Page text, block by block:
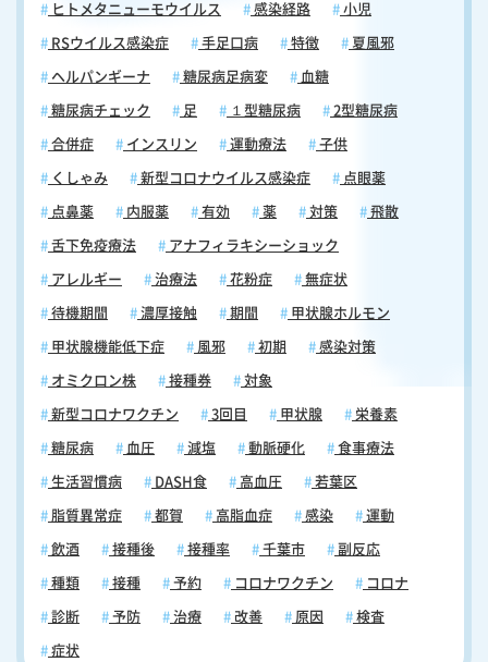
ヒトメタニューモウイルス 感染経路 小児
RSウイルス感染症 手足口病 特徴 夏風邪
ヘルパンギーナ 糖尿病足病変 血糖
糖尿病チェック 足 １型糖尿病 2型糖尿病
合併症 インスリン 運動療法 子供
くしゃみ 新型コロナウイルス感染症 点眼薬
点鼻薬 内服薬 有効 薬 対策 飛散
舌下免疫療法 アナフィラキシーショック
アレルギー 治療法 花粉症 無症状
待機期間 濃厚接触 期間 甲状腺ホルモン
甲状腺機能低下症 風邪 初期 感染対策
オミクロン株 接種券 対象
新型コロナワクチン 3回目 甲状腺 栄養素
糖尿病 血圧 減塩 動脈硬化 食事療法
生活習慣病 DASH食 高血圧 若葉区
脂質異常症 都賀 高脂血症 感染 運動
飲酒 接種後 接種率 千葉市 副反応
種類 接種 予約 コロナワクチン コロナ
診断 予防 治療 改善 原因 検査
症状